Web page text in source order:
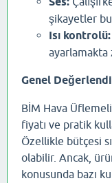
şikayetler
Isı kontrolü:
ayarlamakta
Genel
BİM Hava
fiyatı ve pratik
Özellikle bütçesi
olabilir. Ancak,
konusunda bazı